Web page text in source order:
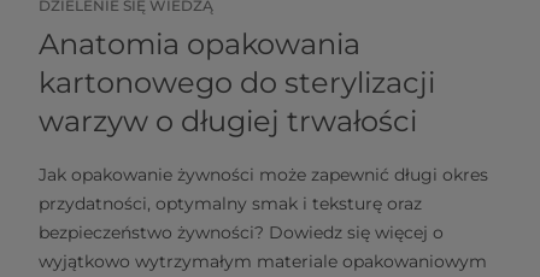
DZIELENIE SIĘ WIEDZĄ
Anatomia opakowania
kartonowego do sterylizacji
warzyw o długiej trwałości
Jak opakowanie żywności może zapewnić długi okres
przydatności, optymalny smak i teksturę oraz
bezpieczeństwo żywności? Dowiedz się więcej o
wyjątkowo wytrzymałym materiale opakowaniowym